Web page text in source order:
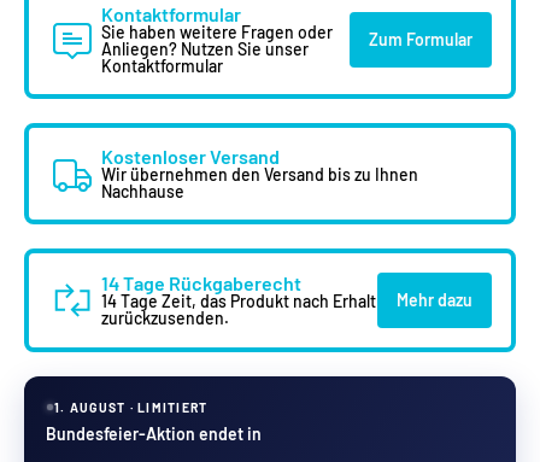
Kontaktformular
Sie haben weitere Fragen oder
Anliegen? Nutzen Sie unser
Kontaktformular
Zum Formular
Kostenloser Versand
Wir übernehmen den Versand bis zu Ihnen
Nachhause
14 Tage Rückgaberecht
14 Tage Zeit, das Produkt nach Erhalt
zurückzusenden.
Mehr dazu
1. AUGUST · LIMITIERT
Bundesfeier-Aktion endet in